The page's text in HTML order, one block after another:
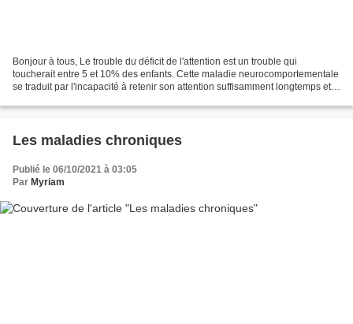
Bonjour à tous, Le trouble du déficit de l'attention est un trouble qui
toucherait entre 5 et 10% des enfants. Cette maladie neurocomportementale
se traduit par l'incapacité à retenir son attention suffisamment longtemps et
Les maladies chroniques
Publié le 06/10/2021 à 03:05
Par Myriam